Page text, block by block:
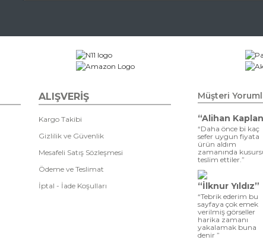
ALIŞVERİŞ
Kargo Takibi
Gizlilik ve Güvenlik
Mesafeli Satış Sözleşmesi
Ödeme ve Teslimat
İptal - İade Koşulları
Müşteri
“Alihan
“Daha önce bi kaç
sefer uygun fiyata
ürün aldım
zamanında
teslim ettiler.”
“İlknur Yıldız”
“Tebrik ederim bu
sayfaya çok emek
verilmiş görseller
harika zamanı
yakalamak buna
denir ”